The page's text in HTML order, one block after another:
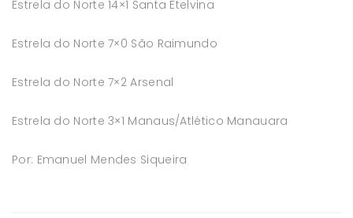
Estrela do Norte 14×1 Santa Etelvina
Estrela do Norte 7×0 São Raimundo
Estrela do Norte 7×2 Arsenal
Estrela do Norte 3×1 Manaus/Atlético Manauara
Por: Emanuel Mendes Siqueira